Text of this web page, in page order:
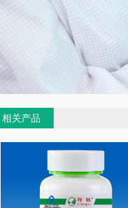
相关产品